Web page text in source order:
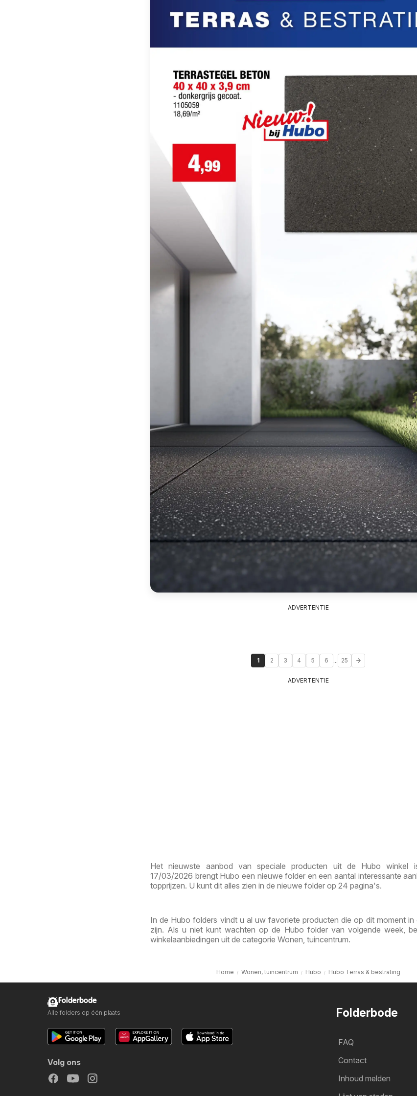
ADVERTENTIE
1 2 3 4 5 6 ... 25
ADVERTENTIE
Het nieuwste aanbod van speciale producten uit de Hubo winkel
17/03/2026 brengt Hubo een nieuwe folder en een aantal interessante
topprijzen. U kunt dit alles zien in de nieuwe folder op 24 pagina's.
In de Hubo folders vindt u al uw favoriete producten die op dit moment in
zijn. Als u niet kunt wachten op de Hubo folder van volgende week,
winkelaanbiedingen uit de categorie Wonen, tuincentrum.
Home Wonen, tuincentrum Hubo Hubo Terras & bestrating
Folderbode
FAQ
Contact
Inhoud melden
Folderbode
Alle folders op één plaats
Volg ons